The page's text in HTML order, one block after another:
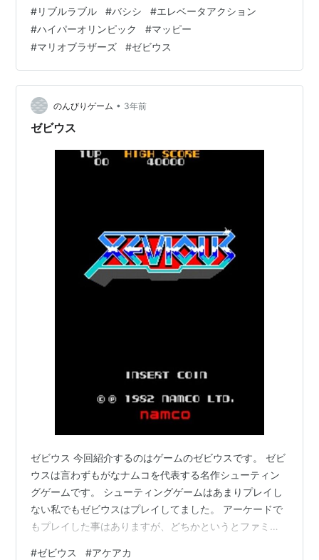
ターがかわいかった。 ゲーム内容も比較的他とは違って
いたような。 ジャンル的にはアクションゲームになるの
かな。 でも、8方向レバー2本を使って、ラインで敵キャ
ラ？とかキノコを囲むんでしたっけ？ いや、もう細かな
ところは全然覚えてないなあ。 バシシでしたね。バシ
シ！でも、バシシってなんでし…
#リブルラブル #バシシ #エレベータアクション
#ハイパーオリンピック #マッピー
#マリオブラザーズ #ゼビウス
のんびりゲーム • 3年前
ゼビウス
ゼビウス 今回紹介するのはゲームのゼビウスです。 ゼビ
ウスは言わずもがなナムコを代表する名作シューティン
グゲームです。 シューティングゲームはあまりプレイし
ない私でもゼビウスはプレイしてました。 アーケードで
もプレイした事はありますが、どちかというとファミコ
#ゼビウス #アケアカ